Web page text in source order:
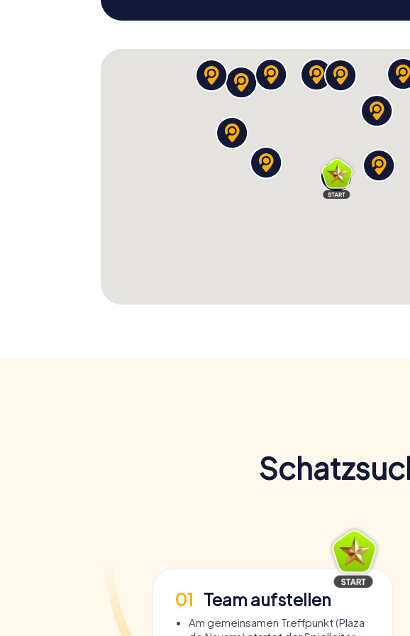
01 Team aufstellen
Am gemeinsamen Treffpunkt (Plaza